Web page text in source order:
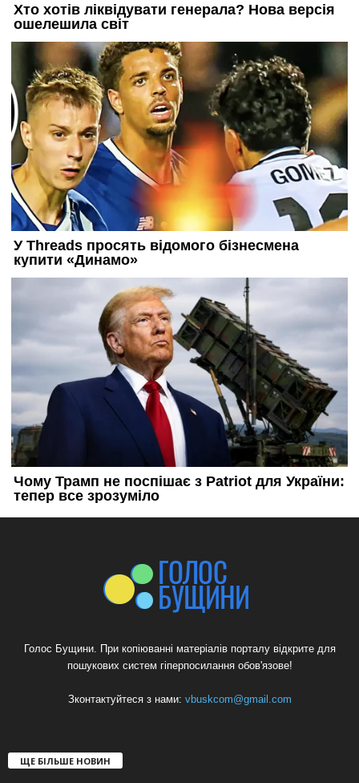
Голос Бущини. При копіюванні матеріалів порталу відкрите для
пошукових систем гіперпосилання обов'язове!
Зконтактуйтеся з нами: vbuskcom@gmail.com
ЩЕ БІЛЬШЕ НОВИН